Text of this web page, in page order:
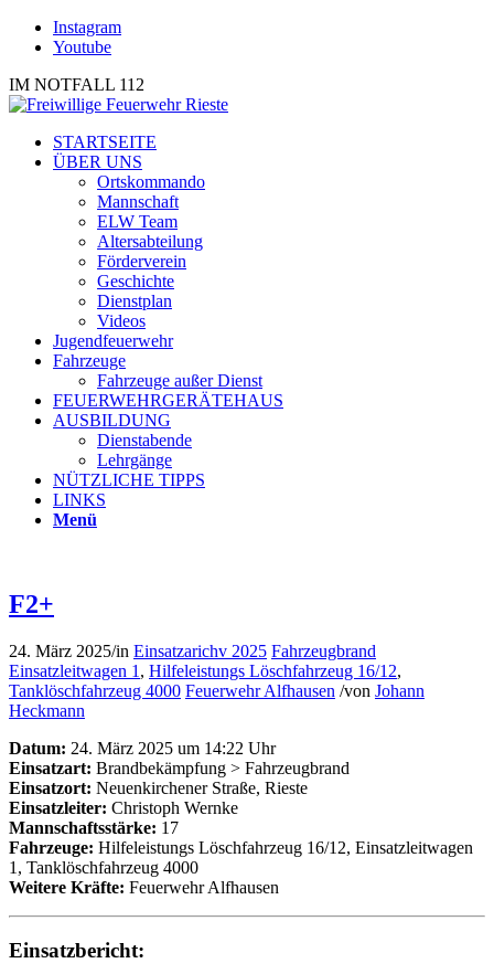
Instagram
Youtube
IM NOTFALL 112
STARTSEITE
ÜBER UNS
Ortskommando
Mannschaft
ELW Team
Altersabteilung
Förderverein
Geschichte
Dienstplan
Videos
Jugendfeuerwehr
Fahrzeuge
Fahrzeuge außer Dienst
FEUERWEHRGERÄTEHAUS
AUSBILDUNG
Dienstabende
Lehrgänge
NÜTZLICHE TIPPS
LINKS
Menü
F2+
24. März 2025/in Einsatzarichv 2025 Fahrzeugbrand
Einsatzleitwagen 1 , Hilfeleistungs Löschfahrzeug 16/12,
Tanklöschfahrzeug 4000 Feuerwehr Alfhausen /von Johann
Heckmann
Datum: 24. März 2025 um 14:22 Uhr
Einsatzart: Brandbekämpfung > Fahrzeugbrand
Einsatzort: Neuenkirchener Straße, Rieste
Einsatzleiter: Christoph Wernke
Mannschaftsstärke: 17
Fahrzeuge: Hilfeleistungs Löschfahrzeug 16/12, Einsatzleitwagen
1, Tanklöschfahrzeug 4000
Weitere Kräfte: Feuerwehr Alfhausen
Einsatzbericht: